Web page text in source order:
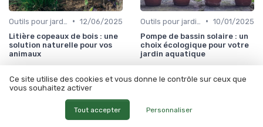
• 12/06/2025
Litière copeaux de bois : une
solution naturelle pour vos
animaux
• 10/01/2025
Pompe de bassin solaire : un
choix écologique pour votre
jardin aquatique
Ce site utilise des cookies et vous donne le contrôle sur ceux que
vous souhaitez activer
Tout accepter Personnaliser